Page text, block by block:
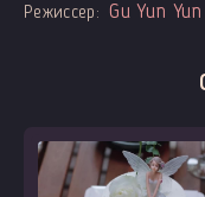
Режиссер: Gu Yun Yun